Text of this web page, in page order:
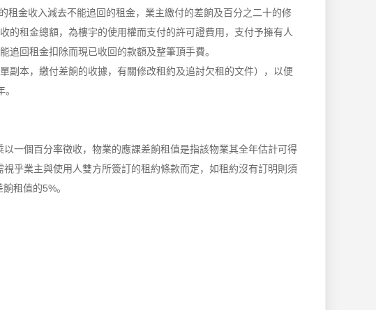
租金收入減去不能追回的租金，業主繳付的差餉及百分之二十的修
的租金總額，為樓宇的使用權而支付的許可證費用，支付予擁有人
追回租金扣除而現已收回的款額及整筆頂手費。
副本，繳付差餉的收據，有關修改租約及追討欠租的文件），以便
一個百分率徵收，物業的應課差餉租值是指該物業其全年估計可得
乎業主與使用人雙方所簽訂的租約條款而定，如租約沒有訂明則須
租值的5%。